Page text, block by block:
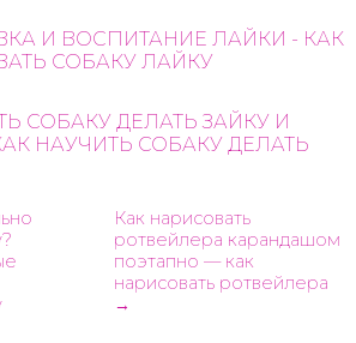
И ВОСПИТАНИЕ ЛАЙКИ - КАК
СОБАКУ ЛАЙКУ
СОБАКУ ДЕЛАТЬ ЗАЙКУ И
НАУЧИТЬ СОБАКУ ДЕЛАТЬ
Как нарисовать
ротвейлера карандашом
поэтапно — как
нарисовать ротвейлера
→